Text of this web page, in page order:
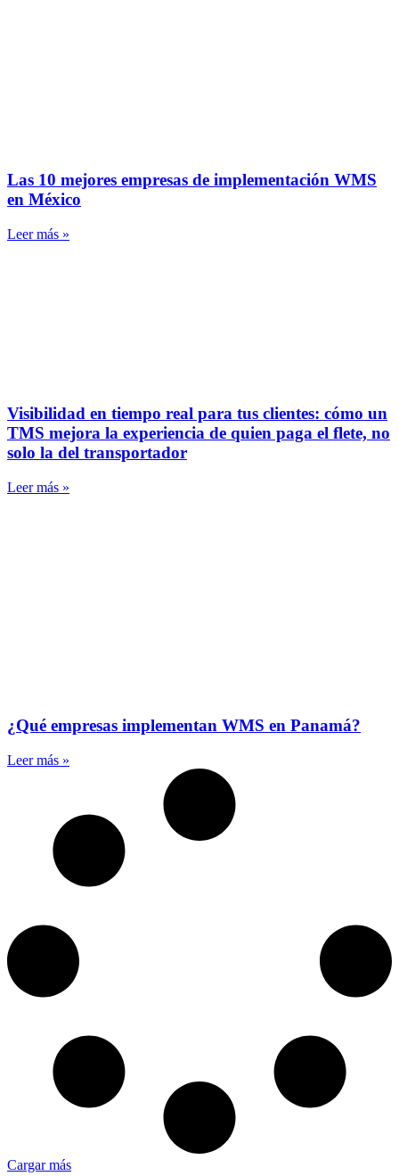
Las 10 mejores empresas de implementación WMS
en México
Leer más »
Visibilidad en tiempo real para tus clientes: cómo un
TMS mejora la experiencia de quien paga el flete, no
solo la del transportador
Leer más »
¿Qué empresas implementan WMS en Panamá?
Leer más »
Cargar más